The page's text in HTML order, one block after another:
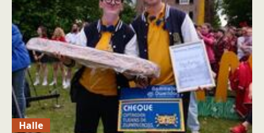
Halle